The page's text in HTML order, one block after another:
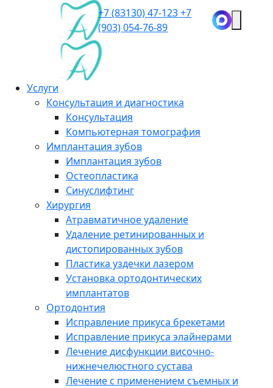
+7 (83130)47-123+7
(903)054-76-89
Услуги
Консультация и диагностика
Консультация
Компьютерная томография
Имплантация зубов
Имплантация зубов
Остеопластика
Синуслифтинг
Хирургия
Атравматичное удаление
Удаление ретинированных и
дистопированных зубов
Пластика уздечки лазером
Установка ортодонтических
имплантатов
Ортодонтия
Исправление прикуса брекетами
Исправление прикуса элайнерами
Лечение дисфункции височно-
нижнечелюстного сустава
Лечение с применением съемных и